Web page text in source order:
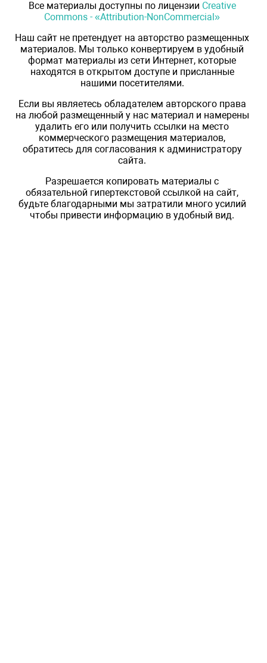
Все материалы доступны по лицензии Creative
Commons - «Attribution-NonCommercial»
Наш сайт не претендует на авторство размещенных
материалов. Мы только конвертируем в удобный
формат материалы из сети Интернет, которые
находятся в открытом доступе и присланные
нашими посетителями.
Если вы являетесь обладателем авторского права
на любой размещенный у нас материал и намерены
удалить его или получить ссылки на место
коммерческого размещения материалов,
обратитесь для согласования к администратору
сайта.
Разрешается копировать материалы с
обязательной гипертекстовой ссылкой на сайт,
будьте благодарными мы затратили много усилий
чтобы привести информацию в удобный вид.